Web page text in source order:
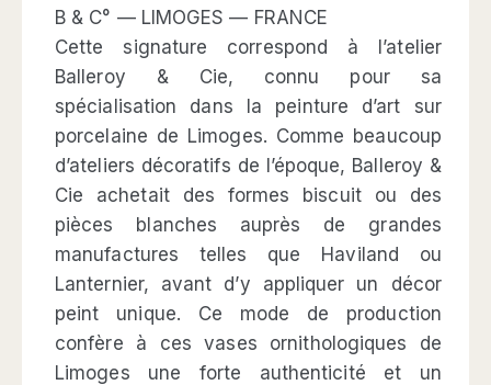
B & C° — LIMOGES — FRANCE
Cette signature correspond à l’atelier
Balleroy & Cie, connu pour sa
spécialisation dans la peinture d’art sur
porcelaine de Limoges. Comme beaucoup
d’ateliers décoratifs de l’époque, Balleroy &
Cie achetait des formes biscuit ou des
pièces blanches auprès de grandes
manufactures telles que Haviland ou
Lanternier, avant d’y appliquer un décor
peint unique. Ce mode de production
confère à ces vases ornithologiques de
Limoges une forte authenticité et un